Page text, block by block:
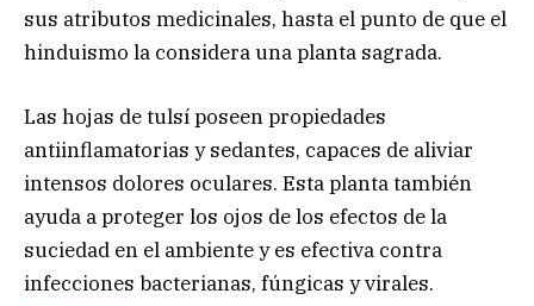
sus atributos medicinales, hasta el punto de que el
hinduismo la considera una planta sagrada.
Las hojas de tulsí poseen propiedades
antiinflamatorias y sedantes, capaces de aliviar
intensos dolores oculares. Esta planta también
ayuda a proteger los ojos de los efectos de la
suciedad en el ambiente y es efectiva contra
infecciones bacterianas, fúngicas y virales.